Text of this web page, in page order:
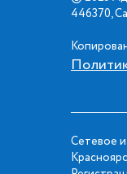
446370,
Сетевое